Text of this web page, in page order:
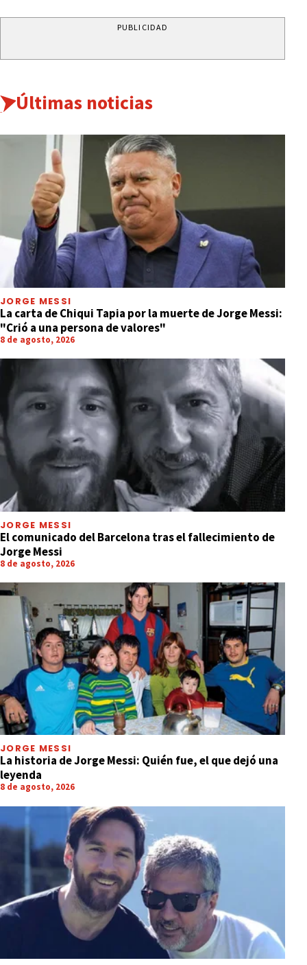
PUBLICIDAD
Últimas noticias
JORGE MESSI
La carta de Chiqui Tapia por la muerte de Jorge Messi:
"Crió a una persona de valores"
8 de agosto, 2026
JORGE MESSI
El comunicado del Barcelona tras el fallecimiento de
Jorge Messi
8 de agosto, 2026
JORGE MESSI
La historia de Jorge Messi: Quién fue, el que dejó una
leyenda
8 de agosto, 2026